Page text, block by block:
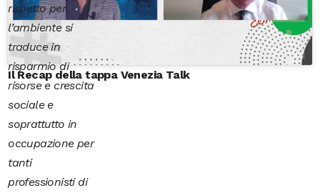
rispetto per
l’ambiente si
traduce in
risparmio di
risorse e crescita
sociale e
soprattutto in
occupazione per
tanti
professionisti di
Il Recap della tappa Venezia Talk